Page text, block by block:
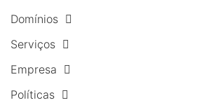
Domínios
Serviços
Empresa
Políticas